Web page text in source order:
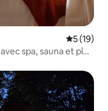
Note
5 (19)
spa, sauna et plus
aimés